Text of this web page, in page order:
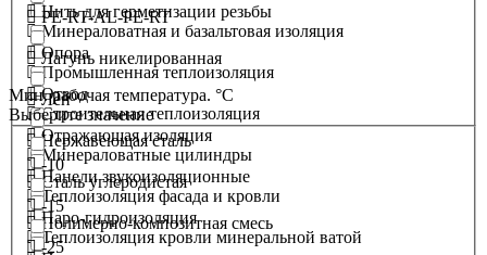
Минераловатная и базальтовая изоляция
Промышленная теплоизоляция
Строительная теплоизоляция
Минераловатные цилиндры
Теплоизоляция фасада и кровли
Теплоизоляция кровли минеральной ватой
Нить для герметизации резьбы
Опора
Отвод
Отражающая изоляция
Панели звукоизоляционные
Паро-гидроизоляция
PE-RT-AL-PE-RT
Латунь никелированная
Лен
Нержавеющая сталь
Сталь углеродистая
Полимерно-композитная смесь
Мин. рабочая температура. °С
Выберите значение
-10
-15
-25